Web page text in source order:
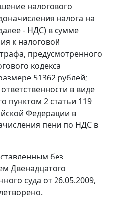
налогового
налога на
- НДС) в сумме
к налоговой
предусмотренного
кодекса
51362 рублей;
в виде
пунктом 2 статьи 119
Федерации в
пени по НДС в
без
Двенадцатого
суда от 26.05.2009,